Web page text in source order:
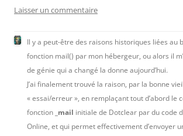
Laisser un commentaire
Il y a peut-être des raisons historiques liées au
fonction mail() par mon hébergeur, ou alors il
de génie qui a changé la donne aujourd’hui.
J’ai finalement trouvé la raison, par la bonne
« essai/erreur », en remplaçant tout d’abord le
fonction _mail initiale de Dotclear par du code
Online, et qui permet effectivement d’envoyer